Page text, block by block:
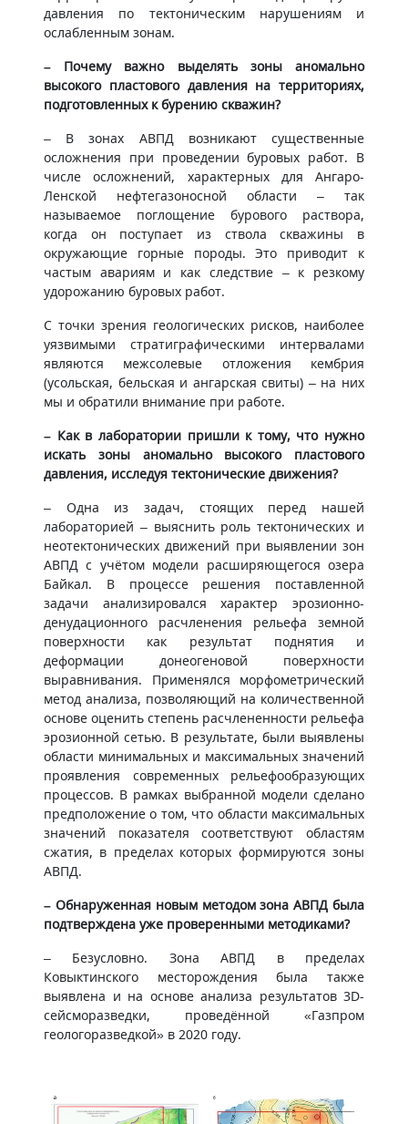
давления по тектоническим нарушениям и
ослабленным зонам.
– Почему важно выделять зоны аномально
высокого пластового давления на территориях,
подготовленных к бурению скважин?
– В зонах АВПД возникают существенные
осложнения при проведении буровых работ. В
числе осложнений, характерных для Ангаро-
Ленской нефтегазоносной области – так
называемое поглощение бурового раствора,
когда он поступает из ствола скважины в
окружающие горные породы. Это приводит к
частым авариям и как следствие – к резкому
удорожанию буровых работ.
С точки зрения геологических рисков, наиболее
уязвимыми стратиграфическими интервалами
являются межсолевые отложения кембрия
(усольская, бельская и ангарская свиты) – на них
мы и обратили внимание при работе.
– Как в лаборатории пришли к тому, что нужно
искать зоны аномально высокого пластового
давления, исследуя тектонические движения?
– Одна из задач, стоящих перед нашей
лабораторией – выяснить роль тектонических и
неотектонических движений при выявлении зон
АВПД с учётом модели расширяющегося озера
Байкал. В процессе решения поставленной
задачи анализировался характер эрозионно-
денудационного расчленения рельефа земной
поверхности как результат поднятия и
деформации донеогеновой поверхности
выравнивания. Применялся морфометрический
метод анализа, позволяющий на количественной
основе оценить степень расчлененности рельефа
эрозионной сетью. В результате, были выявлены
области минимальных и максимальных значений
проявления современных рельефообразующих
процессов. В рамках выбранной модели сделано
предположение о том, что области максимальных
значений показателя соответствуют областям
сжатия, в пределах которых формируются зоны
АВПД.
– Обнаруженная новым методом зона АВПД была
подтверждена уже проверенными методиками?
– Безусловно. Зона АВПД в пределах
Ковыктинского месторождения была также
выявлена и на основе анализа результатов 3D-
сейсморазведки, проведённой «Газпром
геологоразведкой» в 2020 году.